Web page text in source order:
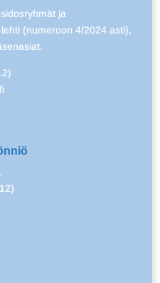
ja
(numeroon 4/2024 asti),